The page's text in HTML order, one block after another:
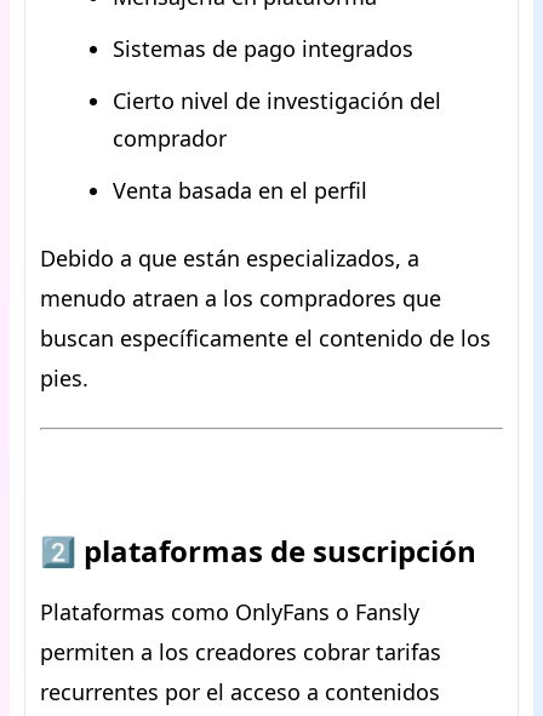
Sistemas de pago integrados
Cierto nivel de investigación del
comprador
Venta basada en el perfil
Debido a que están especializados, a
menudo atraen a los compradores que
buscan específicamente el contenido de los
pies.
2️⃣ plataformas de suscripción
Plataformas como OnlyFans o Fansly
permiten a los creadores cobrar tarifas
recurrentes por el acceso a contenidos